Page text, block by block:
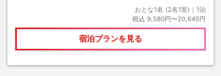
おとな1名 (2名1室)｜ 1泊
税込 9,580円〜20,645円
宿泊プランを見る